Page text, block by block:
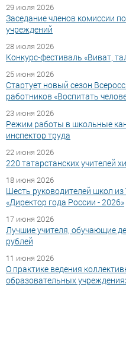
29 июля 2026
Заседание членов комиссии
учреждений
28 июля 2026
Конкурс-фестиваль «Виват,
25 июня 2026
Стартует новый сезон
работников «Воспитать
23 июня 2026
Режим работы в школьные
инспектор труда
22 июня 2026
220 татарстанских учителей
18 июня 2026
Шесть руководителей школ
«Директор года России - 2026»
17 июня 2026
Лучшие учителя, обучающие
рублей
11 июня 2026
О практике ведения
образовательных